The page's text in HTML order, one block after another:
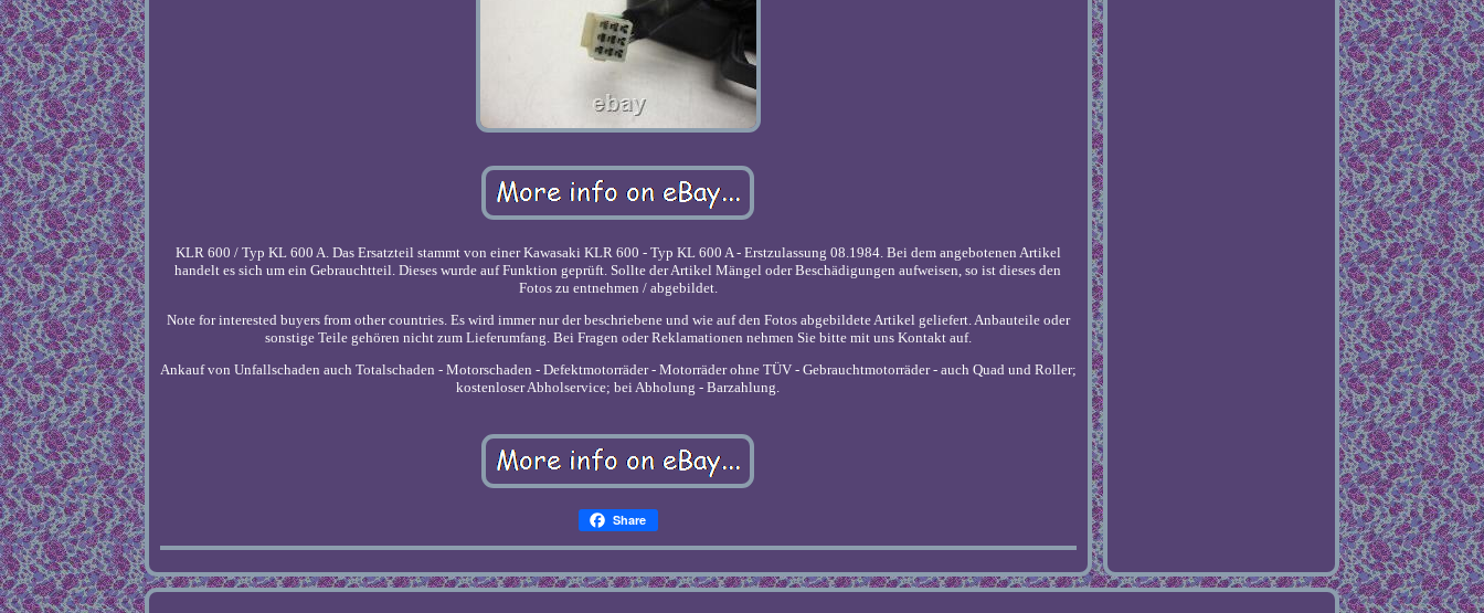
KLR 600 / Typ KL 600 A. Das Ersatzteil stammt von einer Kawasaki KLR 600 - Typ KL 600 A - Erstzulassung 08.1984. Bei dem angebotenen Artikel
handelt es sich um ein Gebrauchtteil. Dieses wurde auf Funktion geprüft. Sollte der Artikel Mängel oder Beschädigungen aufweisen, so ist dieses den
Fotos zu entnehmen / abgebildet.
Note for interested buyers from other countries. Es wird immer nur der beschriebene und wie auf den Fotos abgebildete Artikel geliefert. Anbauteile oder
sonstige Teile gehören nicht zum Lieferumfang. Bei Fragen oder Reklamationen nehmen Sie bitte mit uns Kontakt auf.
Ankauf von Unfallschaden auch Totalschaden - Motorschaden - Defektmotorräder - Motorräder ohne TÜV - Gebrauchtmotorräder - auch Quad und Roller;
kostenloser Abholservice; bei Abholung - Barzahlung.
Share